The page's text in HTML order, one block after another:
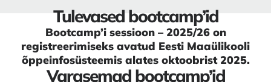
Tulevased bootcamp’id
Bootcamp’i sessioon – 2025/26 on
registreerimiseks avatud Eesti Maaülikooli
õppeinfosüsteemis alates oktoobrist 2025.
Varasemad bootcamp’id